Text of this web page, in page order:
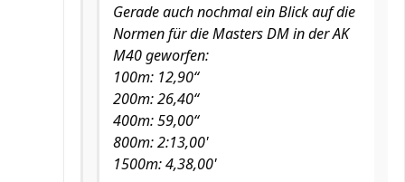
Gerade auch nochmal ein Blick auf die
Normen für die Masters DM in der AK
M40 geworfen:
100m: 12,90“
200m: 26,40“
400m: 59,00“
800m: 2:13,00'
1500m: 4,38,00'